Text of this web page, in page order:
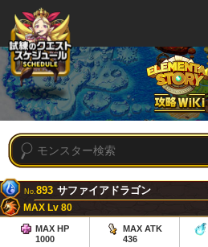
No.893 サファイアドラゴン
MAX Lv 80
MAX HP
1000
MAX ATK
436